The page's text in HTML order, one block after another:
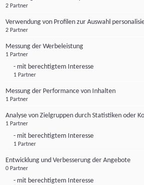
2 Partner
Verwendung von Profilen zur Auswahl
2 Partner
Messung der Werbeleistung
1 Partner
- mit berechtigtem Interesse
1 Partner
Messung der Performance von Inhalten
1 Partner
Analyse von Zielgruppen durch Statistiken oder
1 Partner
- mit berechtigtem Interesse
1 Partner
Entwicklung und Verbesserung der Angebote
0 Partner
- mit berechtigtem Interesse